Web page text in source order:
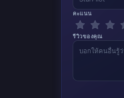
คะแนน
รีวิวของคุณ